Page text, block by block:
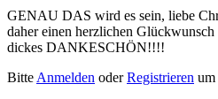
GENAU DAS wird es sein, liebe
daher einen herzlichen
dickes DANKESCHÖN!!!!
Bitte Anmelden oderRegistrieren um